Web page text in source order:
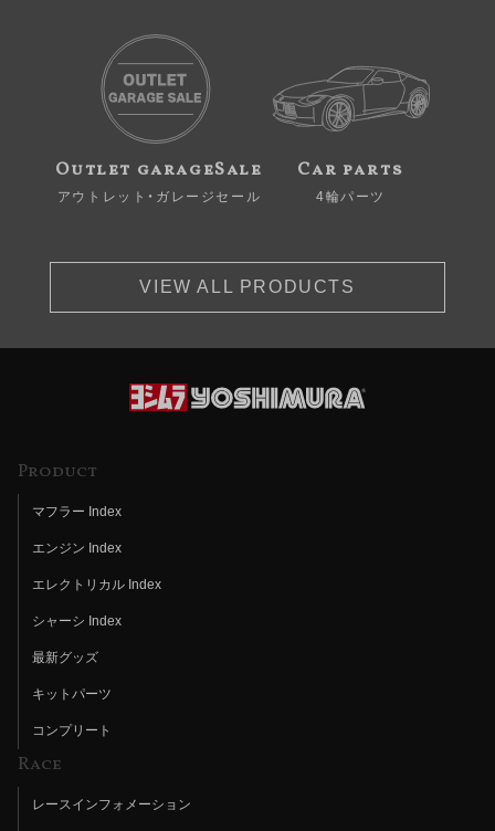
Outlet garageSale
アウトレット・ガレージセール
Car parts
4輪パーツ
VIEW ALL PRODUCTS
Product
マフラー Index
エンジン Index
エレクトリカル Index
シャーシ Index
最新グッズ
キットパーツ
コンプリート
Race
レースインフォメーション